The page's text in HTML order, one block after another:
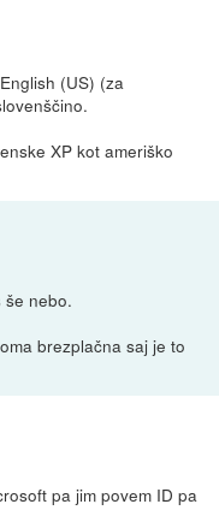
(US) (za
XP kot ameriško
še nebo.
brezplačna saj je to
pa jim povem ID pa